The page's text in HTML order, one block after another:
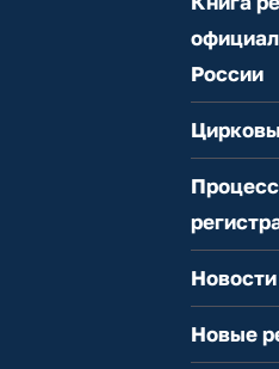
России
Новости
Новые